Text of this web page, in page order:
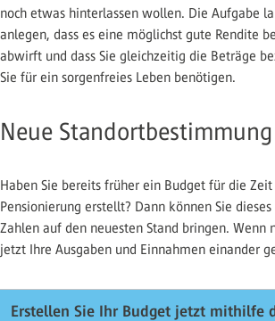
noch etwas hinterlassen wollen. Die Aufgabe
anlegen, dass es eine möglichst gute Rendite
abwirft und dass Sie gleichzeitig die Beträge
Sie für ein sorgenfreies Leben benötigen.
Neue Standortbestimmung
Haben Sie bereits früher ein Budget für die Zeit
Pensionierung erstellt? Dann können Sie
Zahlen auf den neuesten Stand bringen. Wenn
jetzt Ihre Ausgaben und Einnahmen einander
Erstellen Sie Ihr Budget jetzt mithilfe